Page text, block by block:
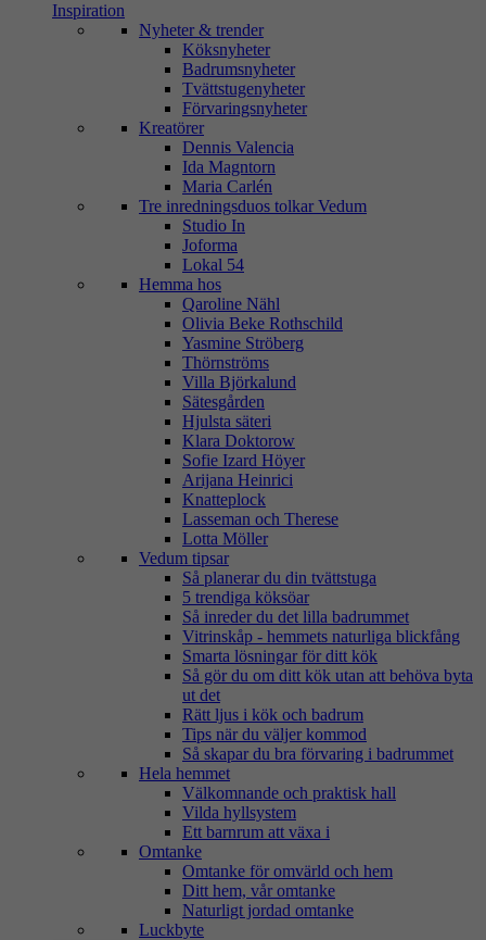
Inspiration
Nyheter & trender
Köksnyheter
Badrumsnyheter
Tvättstugenyheter
Förvaringsnyheter
Kreatörer
Dennis Valencia
Ida Magntorn
Maria Carlén
Tre inredningsduos tolkar Vedum
Studio In
Joforma
Lokal 54
Hemma hos
Qaroline Nähl
Olivia Beke Rothschild
Yasmine Ströberg
Thörnströms
Villa Björkalund
Sätesgården
Hjulsta säteri
Klara Doktorow
Sofie Izard Höyer
Arijana Heinrici
Knatteplock
Lasseman och Therese
Lotta Möller
Vedum tipsar
Så planerar du din tvättstuga
5 trendiga köksöar
Så inreder du det lilla badrummet
Vitrinskåp - hemmets naturliga blickfång
Smarta lösningar för ditt kök
Så gör du om ditt kök utan att behöva byta
ut det
Rätt ljus i kök och badrum
Tips när du väljer kommod
Så skapar du bra förvaring i badrummet
Hela hemmet
Välkomnande och praktisk hall
Vilda hyllsystem
Ett barnrum att växa i
Omtanke
Omtanke för omvärld och hem
Ditt hem, vår omtanke
Naturligt jordad omtanke
Luckbyte